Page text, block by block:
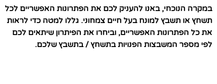
במקרה הנוכחי, באנו להעניק לכם את הפתרונות האפשריים לכל
תשחץ או תשבץ למונח בעל חיים צמחוני. גללו למטה כדי לראות
את כל הפתרונות האפשריים, וביחרו את הפיתרון שיתאים לכם
לפי מספר המשבצות הפנויות בתשחץ / בתשבץ שלכם.